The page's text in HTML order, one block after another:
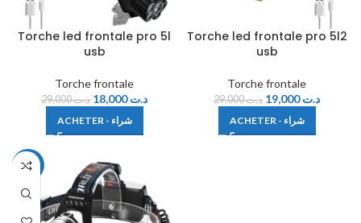
Torche led frontale pro 5l
usb
Torche frontale
د.ت29,000 د.ت18,000
ACHETER - شراء
Torche led frontale pro 5l2
usb
Torche frontale
د.ت29,000 د.ت19,000
ACHETER - شراء
-28%